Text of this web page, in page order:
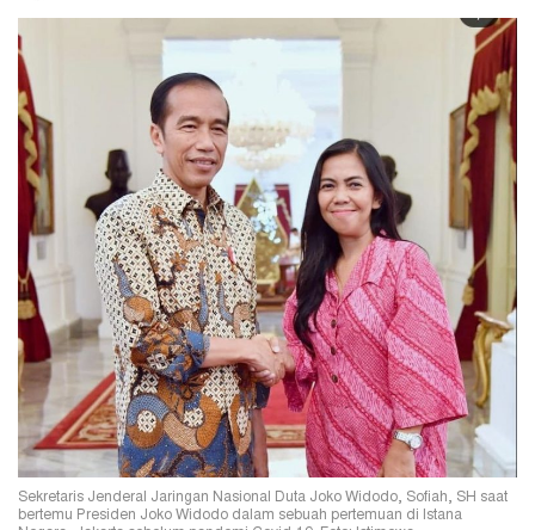
Sekretaris Jenderal Jaringan Nasional Duta Joko Widodo, Sofiah, SH saat
bertemu Presiden Joko Widodo dalam sebuah pertemuan di Istana